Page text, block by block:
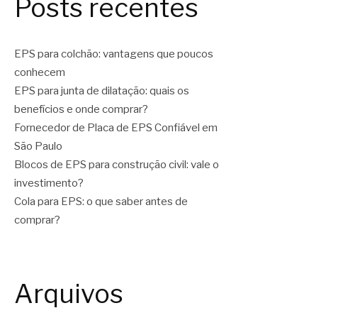
Posts recentes
EPS para colchão: vantagens que poucos
conhecem
EPS para junta de dilatação: quais os
benefícios e onde comprar?
Fornecedor de Placa de EPS Confiável em
São Paulo
Blocos de EPS para construção civil: vale o
investimento?
Cola para EPS: o que saber antes de
comprar?
Arquivos